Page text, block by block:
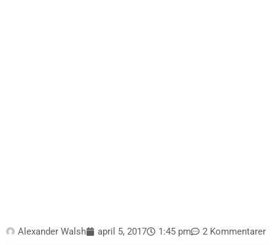
Alexander Walsh april 5, 2017 1:45 pm 2 Kommentarer